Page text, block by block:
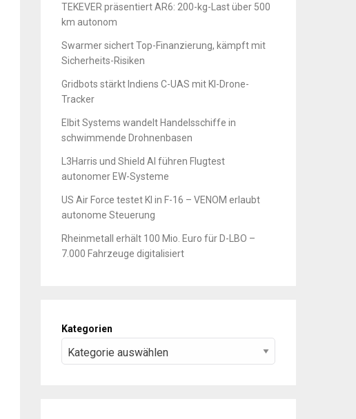
TEKEVER präsentiert AR6: 200-kg-Last über 500
km autonom
Swarmer sichert Top-Finanzierung, kämpft mit
Sicherheits-Risiken
Gridbots stärkt Indiens C-UAS mit KI-Drone-
Tracker
Elbit Systems wandelt Handelsschiffe in
schwimmende Drohnenbasen
L3Harris und Shield AI führen Flugtest
autonomer EW-Systeme
US Air Force testet KI in F-16 – VENOM erlaubt
autonome Steuerung
Rheinmetall erhält 100 Mio. Euro für D-LBO –
7.000 Fahrzeuge digitalisiert
Kategorien